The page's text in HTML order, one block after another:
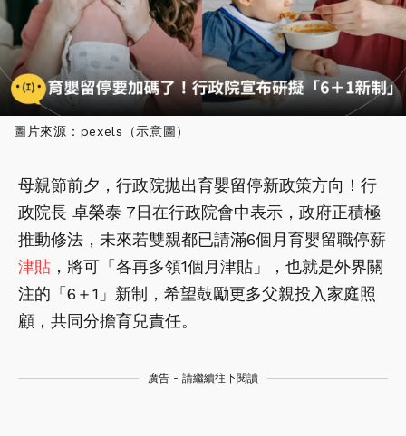
圖片來源：pexels（示意圖）
母親節前夕，行政院拋出育嬰留停新政策方向！行
政院長 卓榮泰 7日在行政院會中表示，政府正積極
推動修法，未來若雙親都已請滿6個月育嬰留職停薪
津貼 ，將可「各再多領1個月津貼」，也就是外界關
注的「6＋1」新制，希望鼓勵更多父親投入家庭照
顧，共同分擔育兒責任。
廣告 - 請繼續往下閱讀